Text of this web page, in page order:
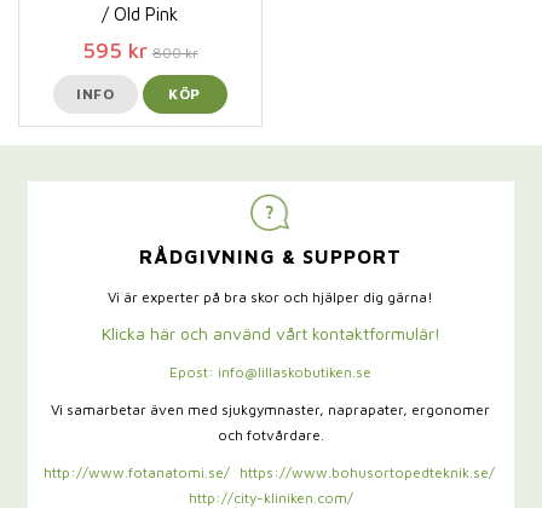
/ Old Pink
595 kr 800 kr
INFO KÖP
RÅDGIVNING & SUPPORT
Vi är experter på bra skor och hjälper dig gärna!
Klicka här och använd vårt kontaktformulär!
Epost: info@lillaskobutiken.se
Vi samarbetar även med sjukgymnaster, naprapater, ergonomer
och fotvårdare.
http://www.fotanatomi.se/
https://www.bohusortopedteknik.se/
http://city-kliniken.com/